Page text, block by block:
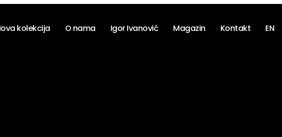
kolekcija O nama Igor Ivanović Magazin Kontakt EN